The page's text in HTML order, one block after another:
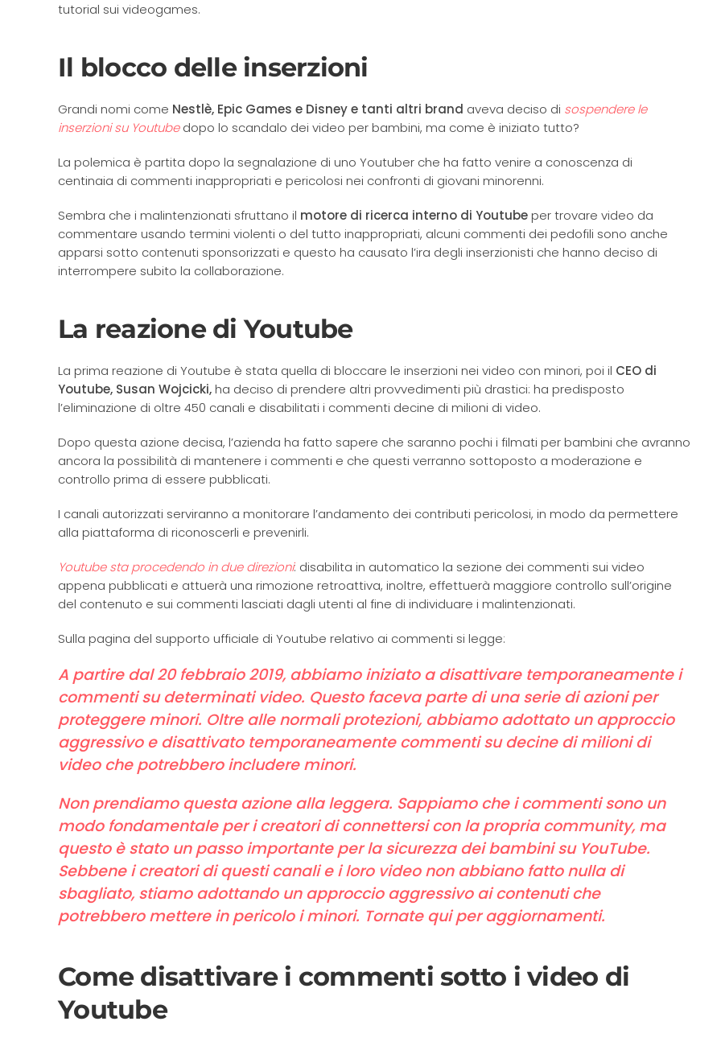
tutorial sui videogames.
Il blocco delle inserzioni
Grandi nomi come Nestlè, Epic Games e Disney e tanti altri brand aveva deciso di sospendere le
inserzioni su Youtubedopo lo scandalo dei video per bambini, ma come è iniziato tutto?
La polemica è partita dopo la segnalazione di uno Youtuber che ha fatto venire a conoscenza di
centinaia di commenti inappropriati e pericolosi nei confronti di giovani minorenni.
Sembra che i malintenzionati sfruttano il motore di ricerca interno di Youtubeper trovare video da
commentare usando termini violenti o del tutto inappropriati, alcuni commenti dei pedofili sono anche
apparsi sotto contenuti sponsorizzati e questo ha causato l’ira degli inserzionisti che hanno deciso di
interrompere subito la collaborazione.
La reazione di Youtube
La prima reazione di Youtube è stata quella di bloccare le inserzioni nei video con minori, poi il CEO di
Youtube, Susan Wojcicki,ha deciso di prendere altri provvedimenti più drastici: ha predisposto
l’eliminazione di oltre 450 canali e disabilitati i commenti decine di milioni di video.
Dopo questa azione decisa, l’azienda ha fatto sapere che saranno pochi i filmati per bambini che avranno
ancora la possibilità di mantenere i commenti e che questi verranno sottoposto a moderazione e
controllo prima di essere pubblicati.
I canali autorizzati serviranno a monitorare l’andamento dei contributi pericolosi, in modo da permettere
alla piattaforma di riconoscerli e prevenirli.
Youtube sta procedendo in due direzioni: disabilita in automatico la sezione dei commenti sui video
appena pubblicati e attuerà una rimozione retroattiva, inoltre, effettuerà maggiore controllo sull’origine
del contenuto e sui commenti lasciati dagli utenti al fine di individuare i malintenzionati.
Sulla pagina del supporto ufficiale di Youtube relativo ai commenti si legge:
A partire dal 20 febbraio 2019, abbiamo iniziato a disattivare temporaneamente i
commenti su determinati video. Questo faceva parte di una serie di azioni per
proteggere minori. Oltre alle normali protezioni, abbiamo adottato un approccio
aggressivo e disattivato temporaneamente commenti su decine di milioni di
video che potrebbero includere minori.
Non prendiamo questa azione alla leggera. Sappiamo che i commenti sono un
modo fondamentale per i creatori di connettersi con la propria community, ma
questo è stato un passo importante per la sicurezza dei bambini su YouTube.
Sebbene i creatori di questi canali e i loro video non abbiano fatto nulla di
sbagliato, stiamo adottando un approccio aggressivo ai contenuti che
potrebbero mettere in pericolo i minori. Tornate qui per aggiornamenti.
Come disattivare i commenti sotto i video di
Youtube
✓ Personale qualificato e disponibile per
ogni esigenza.
e promozione.